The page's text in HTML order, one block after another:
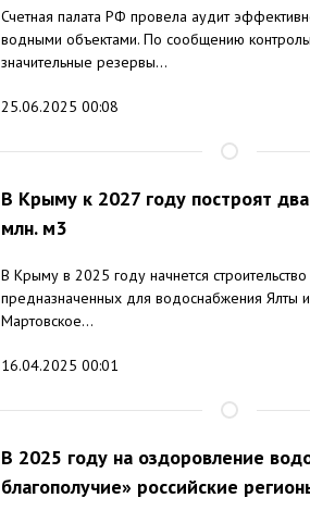
Счетная палата РФ провела аудит
водными объектами. По сообщению
значительные резервы...
25.06.2025 00:08
В Крыму к 2027 году построят
млн. м3
В Крыму в 2025 году начнется
предназначенных для водоснабжения Ялты
Мартовское...
16.04.2025 00:01
В 2025 году на оздоровление
благополучие» российские